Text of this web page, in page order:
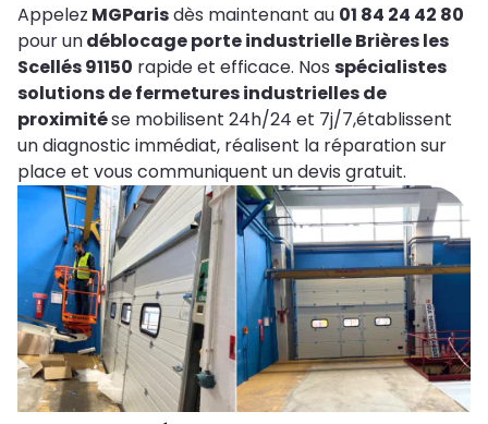
Appelez MGParisdès maintenant au 01 84 24 42 80
pour undéblocage porte industrielle Brières les
Scellés 91150 rapide et efficace. Nos spécialistes
solutions de fermetures industrielles de
proximitése mobilisent 24h/24 et 7j/7,établissent
un diagnostic immédiat, réalisent la réparation sur
place et vous communiquent un devis gratuit.